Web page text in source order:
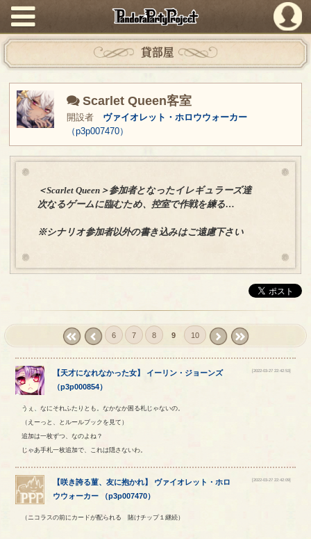
PandoraPartyProject
貸部屋
Scarlet Queen客室
開設者 ヴァイオレット・ホロウウォーカー
（p3p007470）
＜Scarlet Queen＞参加者となったイレギュラーズ達
次なるゲームに臨むため、控室で作戦を練る…
※シナリオ参加者以外の書き込みはご遠慮下さい
6 7 8 9 10
【天才になれなかった女】イーリン ・ ジョーンズ
（p3p000854）
[2022-03-27 22:42:53]
うぇ、なにそれふたりとも。なかなか困る札じゃないの。
（えーっと、とルールブックを見て）
追加は一枚ずつ、なのよね？
じゃあ手札一枚追加で、これは隠さないわ。
【咲き誇る菫、友に抱かれ】 ヴァイオレット ・ホロ
ウウォーカー （p3p007470）
[2022-03-27 22:42:09]
（ニコラスの前にカードが配られる 賭けチップ１継続）